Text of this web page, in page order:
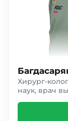
Хирург-
наук, врач